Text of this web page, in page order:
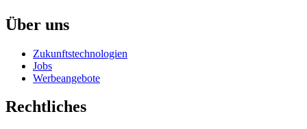
Über uns
Zukunftstechnologien
Jobs
Werbeangebote
Rechtliches